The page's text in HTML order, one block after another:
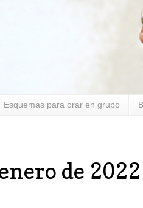
Esquemas para orar en grupo
de 2022